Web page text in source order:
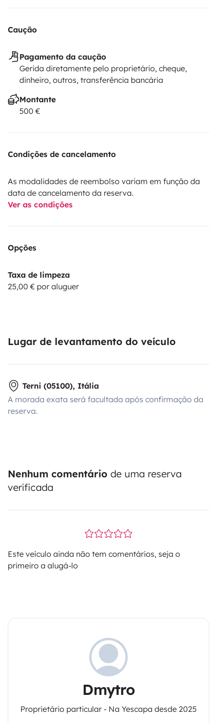
Caução
Pagamento da caução
Gerida diretamente pelo proprietário, cheque,
dinheiro, outros, transferência bancária
Montante
500 €
Condições de cancelamento
As modalidades de reembolso variam em função da
data de cancelamento da reserva.
Ver as condições
Opções
Taxa de limpeza
25,00 € por aluguer
Lugar de levantamento do veículo
Terni (05100), Itália
A morada exata será facultada após confirmação da
reserva.
Nenhum comentário de uma reserva
verificada
Este veículo ainda não tem comentários, seja o
primeiro a alugá-lo
Dmytro
Proprietário particular - Na Yescapa desde 2025